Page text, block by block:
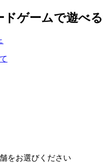
ドゲームで遊べ
をお選びください